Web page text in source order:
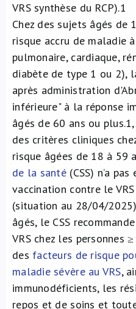
VRS synthèse du RCP).1
Chez des sujets âgés de
risque accru de maladie
pulmonaire, cardiaque,
diabète de type 1 ou 2),
après administration
inférieure" à la réponse
âgés de 60 ans ou plus.
des critères cliniques
risque âgées de 18 à 59
de la santé(CSS) n’a
vaccination contre le
(situation au 28/04/
âgés, le CSS
VRS chez les personnes
des facteurs de risque
maladie sévère au VRS,
immunodéficients, les
repos et de soins et